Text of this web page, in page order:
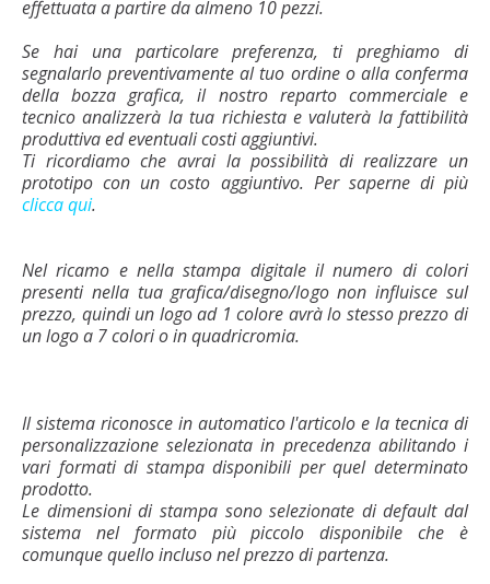
effettuata a partire da almeno 10 pezzi.
Se hai una particolare preferenza, ti preghiamo di
segnalarlo preventivamente al tuo ordine o alla conferma
della bozza grafica, il nostro reparto commerciale e
tecnico analizzerà la tua richiesta e valuterà la fattibilità
produttiva ed eventuali costi aggiuntivi.
Ti ricordiamo che avrai la possibilità di realizzare un
prototipo con un costo aggiuntivo. Per saperne di più
clicca qui.
Nel ricamo e nella stampa digitale il numero di colori
presenti nella tua grafica/disegno/logo non influisce sul
prezzo, quindi un logo ad 1 colore avrà lo stesso prezzo di
un logo a 7 colori o in quadricromia.
Il sistema riconosce in automatico l'articolo e la tecnica di
personalizzazione selezionata in precedenza abilitando i
vari formati di stampa disponibili per quel determinato
prodotto.
Le dimensioni di stampa sono selezionate di default dal
sistema nel formato più piccolo disponibile che è
comunque quello incluso nel prezzo di partenza.